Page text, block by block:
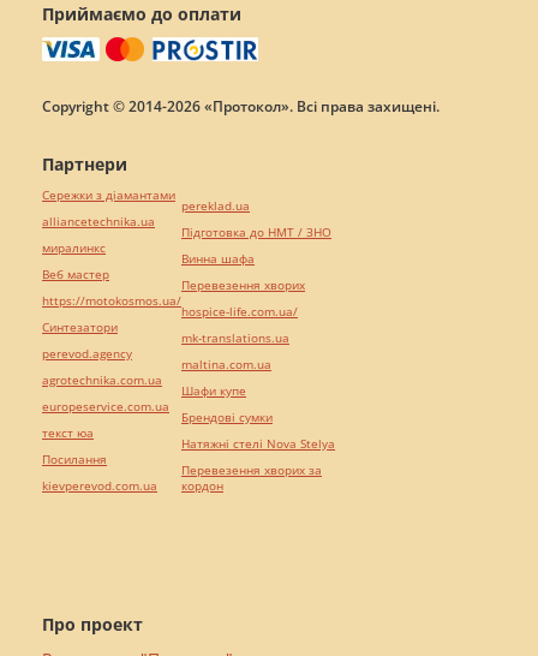
Приймаємо до оплати
Copyright © 2014-2026 «Протокол». Всі права захищені.
Про проект
Партнери
Сережки з діамантами
alliancetechnika.ua
миралинкс
Веб мастер
https://motokosmos.ua/
Синтезатори
perevod.agency
agrotechnika.com.ua
europeservice.com.ua
текст юа
Посилання
kievperevod.com.ua
pereklad.ua
Підготовка до НМТ / ЗНО
Винна шафа
Перевезення хворих
hospice-life.com.ua/
mk-translations.ua
maltina.com.ua
Шафи купе
Брендові сумки
Натяжні стелі Nova Stelya
Перевезення хворих за
кордон